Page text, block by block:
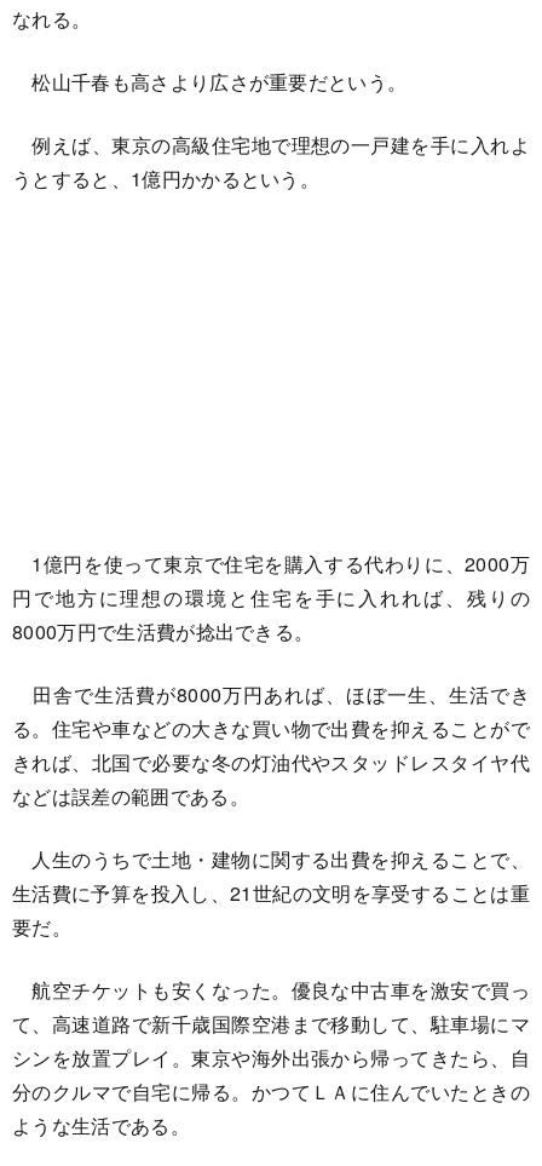
なれる。
松山千春も高さより広さが重要だという。
例えば、東京の高級住宅地で理想の一戸建を手に入れよ
うとすると、1億円かかるという。
1億円を使って東京で住宅を購入する代わりに、2000万
円で地方に理想の環境と住宅を手に入れれば、残りの
8000万円で生活費が捻出できる。
田舎で生活費が8000万円あれば、ほぼ一生、生活でき
る。住宅や車などの大きな買い物で出費を抑えることがで
きれば、北国で必要な冬の灯油代やスタッドレスタイヤ代
などは誤差の範囲である。
人生のうちで土地・建物に関する出費を抑えることで、
生活費に予算を投入し、21世紀の文明を享受することは重
要だ。
航空チケットも安くなった。優良な中古車を激安で買っ
て、高速道路で新千歳国際空港まで移動して、駐車場にマ
シンを放置プレイ。東京や海外出張から帰ってきたら、自
分のクルマで自宅に帰る。かつてＬＡに住んでいたときの
ような生活である。